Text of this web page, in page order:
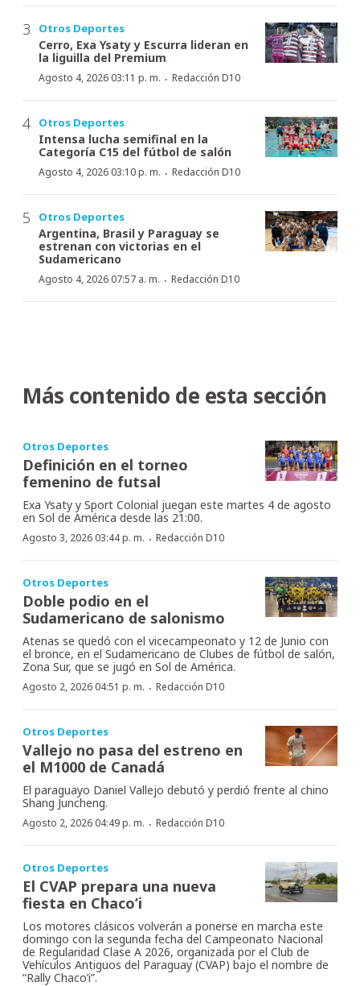
Otros Deportes
Cerro, Exa Ysaty y Escurra lideran en
la liguilla del Premium
Agosto 4, 2026 03:11 p. m. · Redacción D10
Otros Deportes
Intensa lucha semifinal en la
Categoría C15 del fútbol de salón
Agosto 4, 2026 03:10 p. m. · Redacción D10
Otros Deportes
Argentina, Brasil y Paraguay se
estrenan con victorias en el
Sudamericano
Agosto 4, 2026 07:57 a. m. · Redacción D10
Más contenido de esta sección
Otros Deportes
Definición en el torneo
femenino de futsal
Exa Ysaty y Sport Colonial juegan este martes 4 de agosto
en Sol de América desde las 21:00.
Agosto 3, 2026 03:44 p. m. · Redacción D10
Otros Deportes
Doble podio en el
Sudamericano de salonismo
Atenas se quedó con el vicecampeonato y 12 de Junio con
el bronce, en el Sudamericano de Clubes de fútbol de salón,
Zona Sur, que se jugó en Sol de América.
Agosto 2, 2026 04:51 p. m. · Redacción D10
Otros Deportes
Vallejo no pasa del estreno en
el M1000 de Canadá
El paraguayo Daniel Vallejo debutó y perdió frente al chino
Shang Juncheng.
Agosto 2, 2026 04:49 p. m. · Redacción D10
Otros Deportes
El CVAP prepara una nueva
fiesta en Chaco’i
Los motores clásicos volverán a ponerse en marcha este
domingo con la segunda fecha del Campeonato Nacional
de Regularidad Clase A 2026, organizada por el Club de
Vehículos Antiguos del Paraguay (CVAP) bajo el nombre de
“Rally Chaco’i”.